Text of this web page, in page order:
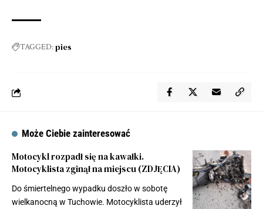
TAGGED:pies
Może Ciebie zainteresować
Motocykl rozpadł się na kawałki.
Motocyklista zginął na miejscu (ZDJĘCIA)
Do śmiertelnego wypadku doszło w sobotę
wielkanocną w Tuchowie. Motocyklista uderzył